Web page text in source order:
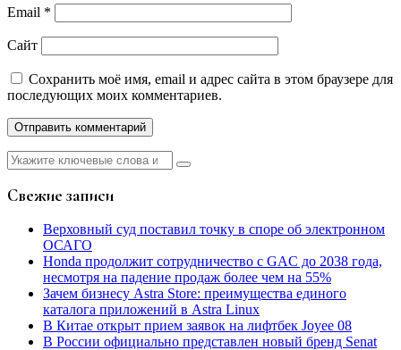
Email *
Сайт
Сохранить моё имя, email и адрес сайта в этом браузере для
последующих моих комментариев.
Найти:
Свежие записи
Верховный суд поставил точку в споре об электронном
ОСАГО
Honda продолжит сотрудничество с GAC до 2038 года,
несмотря на падение продаж более чем на 55%
Зачем бизнесу Astra Store: преимущества единого
каталога приложений в Astra Linux
В Китае открыт прием заявок на лифтбек Joyee 08
В России официально представлен новый бренд Senat